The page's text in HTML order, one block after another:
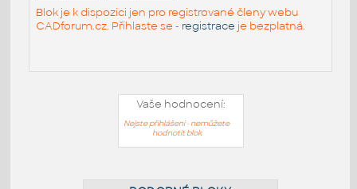
Blok je k dispozici jen pro registrované členy webu
CADforum.cz. Přihlaste se - registrace je bezplatná.
Vaše hodnocení:
Nejste přihlášeni - nemůžete
hodnotit blok